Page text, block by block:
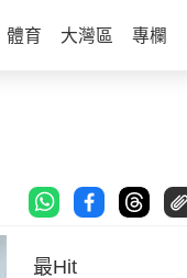
體育 大灣區 專欄
最Hit